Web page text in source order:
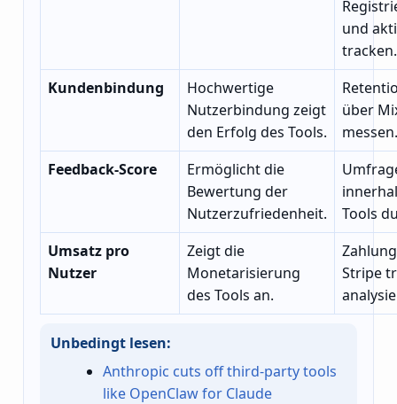
und
tracken.
Kundenbindung
Hochwertige
Nutzerbindung zeigt
den Erfolg des Tools.
über
messen.
Feedback-Score
Ermöglicht die
Bewertung der
Nutzerzufriedenheit.
Tools
Umsatz pro
Nutzer
Zeigt die
Monetarisierung
des Tools an.
Stripe
Unbedingt lesen:
Anthropic cuts off third-party tools
like OpenClaw for Claude